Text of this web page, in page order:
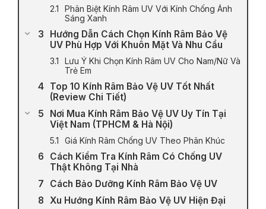
Phân Biệt Kính Râm UV Với Kính Chống Ánh
Sáng Xanh
Hướng Dẫn Cách Chọn Kính Râm Bảo Vệ
UV Phù Hợp Với Khuôn Mặt Và Nhu Cầu
Lưu Ý Khi Chọn Kính Râm UV Cho Nam/Nữ Và
Trẻ Em
Top 10 Kính Râm Bảo Vệ UV Tốt Nhất
(Review Chi Tiết)
Nơi Mua Kính Râm Bảo Vệ UV Uy Tín Tại
Việt Nam (TPHCM & Hà Nội)
Giá Kính Râm Chống UV Theo Phân Khúc
Cách Kiểm Tra Kính Râm Có Chống UV
Thật Không Tại Nhà
Cách Bảo Dưỡng Kính Râm Bảo Vệ UV
Xu Hướng Kính Râm Bảo Vệ UV Hiện Đại